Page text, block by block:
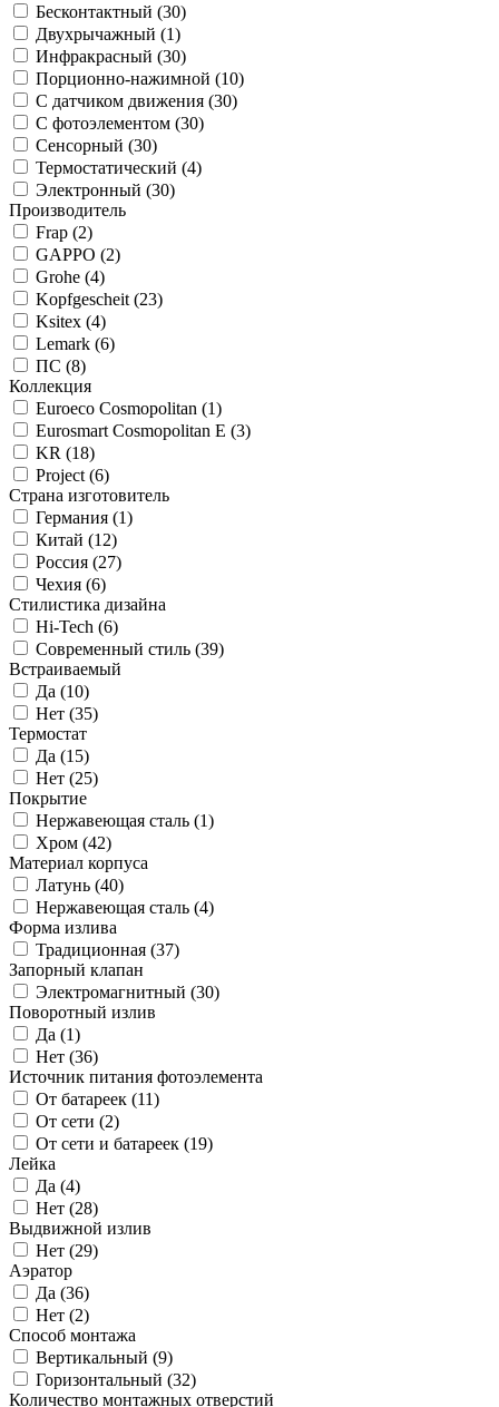
Бесконтактный (30)
Двухрычажный (1)
Инфракрасный (30)
Порционно-нажимной (10)
С датчиком движения (30)
С фотоэлементом (30)
Сенсорный (30)
Термостатический (4)
Электронный (30)
Производитель
Frap (2)
GAPPO (2)
Grohe (4)
Kopfgescheit (23)
Ksitex (4)
Lemark (6)
ПС (8)
Коллекция
Euroeco Cosmopolitan (1)
Eurosmart Cosmopolitan E (3)
KR (18)
Project (6)
Страна изготовитель
Германия (1)
Китай (12)
Россия (27)
Чехия (6)
Стилистика дизайна
Hi-Tech (6)
Современный стиль (39)
Встраиваемый
Да (10)
Нет (35)
Термостат
Да (15)
Нет (25)
Покрытие
Нержавеющая сталь (1)
Хром (42)
Материал корпуса
Латунь (40)
Нержавеющая сталь (4)
Форма излива
Традиционная (37)
Запорный клапан
Электромагнитный (30)
Поворотный излив
Да (1)
Нет (36)
Источник питания фотоэлемента
От батареек (11)
От сети (2)
От сети и батареек (19)
Лейка
Да (4)
Нет (28)
Выдвижной излив
Нет (29)
Аэратор
Да (36)
Нет (2)
Способ монтажа
Вертикальный (9)
Горизонтальный (32)
Количество монтажных отверстий